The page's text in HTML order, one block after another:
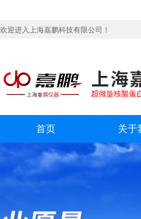
欢迎进入上海嘉鹏科技有限公司！
首页 关于